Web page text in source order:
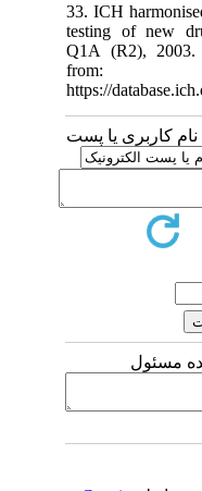
33. ICH
testing of new
Q1A (R2),
from:
https://
کاربری یا پست
مسئول